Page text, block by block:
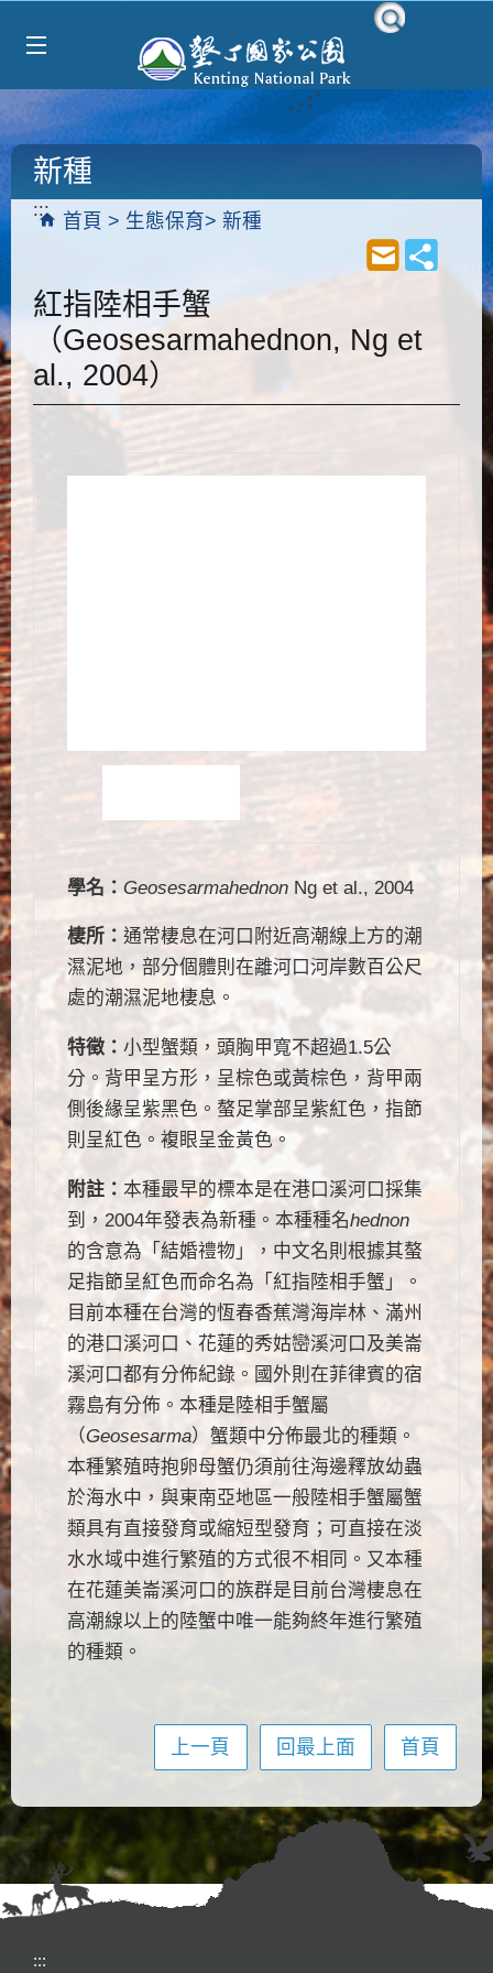
:::
首頁 生態保育 新種
新種
紅指陸相手蟹
（Geosesarmahednon, Ng et
al., 2004）
學名： Geosesarmahednon Ng et al., 2004
棲所： 通常棲息在河口附近高潮線上方的潮
濕泥地，部分個體則在離河口河岸數百公尺
處的潮濕泥地棲息。
特徵： 小型蟹類，頭胸甲寬不超過1.5公
分。背甲呈方形，呈棕色或黃棕色，背甲兩
側後緣呈紫黑色。螯足掌部呈紫紅色，指節
則呈紅色。複眼呈金黃色。
附註： 本種最早的標本是在港口溪河口採集
到，2004年發表為新種。本種種名hednon
的含意為「結婚禮物」，中文名則根據其螯
足指節呈紅色而命名為「紅指陸相手蟹」。
目前本種在台灣的恆春香蕉灣海岸林、滿州
的港口溪河口、花蓮的秀姑巒溪河口及美崙
溪河口都有分佈紀錄。國外則在菲律賓的宿
霧島有分佈。本種是陸相手蟹屬
（Geosesarma）蟹類中分佈最北的種類。
本種繁殖時抱卵母蟹仍須前往海邊釋放幼蟲
於海水中，與東南亞地區一般陸相手蟹屬蟹
類具有直接發育或縮短型發育；可直接在淡
水水域中進行繁殖的方式很不相同。又本種
在花蓮美崙溪河口的族群是目前台灣棲息在
高潮線以上的陸蟹中唯一能夠終年進行繁殖
的種類。
上一頁 回最上面 首頁
:::